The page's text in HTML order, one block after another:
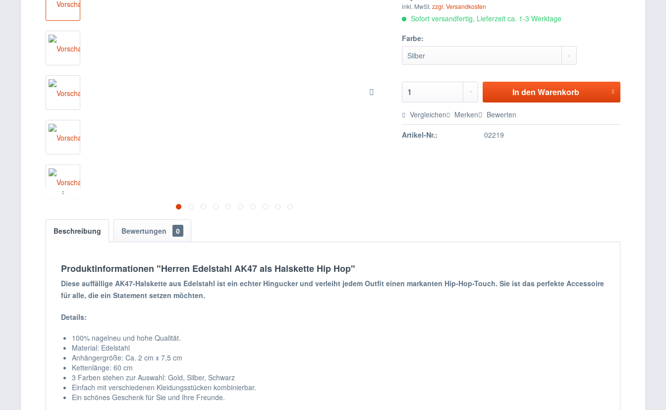
inkl. MwSt.zzgl. Versandkosten
Sofort versandfertig, Lieferzeit ca. 1-3 Werktage
Farbe:
In den Warenkorb
Vergleichen Merken Bewerten
Artikel-Nr.: 02219
Beschreibung Bewertungen 0
Produktinformationen "Herren Edelstahl AK47 als Halskette Hip Hop"
Diese auffällige AK47-Halskette aus Edelstahl ist ein echter Hingucker und verleiht jedem Outfit einen markanten Hip-Hop-Touch. Sie ist das perfekte Accessoire
für alle, die ein Statement setzen möchten.
Details:
100% nagelneu und hohe Qualität.
Material: Edelstahl
Anhängergröße: Ca. 2 cm x 7,5 cm
Kettenlänge: 60 cm
3 Farben stehen zur Auswahl: Gold, Silber, Schwarz
Einfach mit verschiedenen Kleidungsstücken kombinierbar.
Ein schönes Geschenk für Sie und Ihre Freunde.